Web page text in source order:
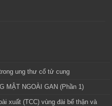
ung thư cổ tử cung
MẬT NGOÀI GAN (Phần 1)
xuất (TCC) vùng đài bể thận và